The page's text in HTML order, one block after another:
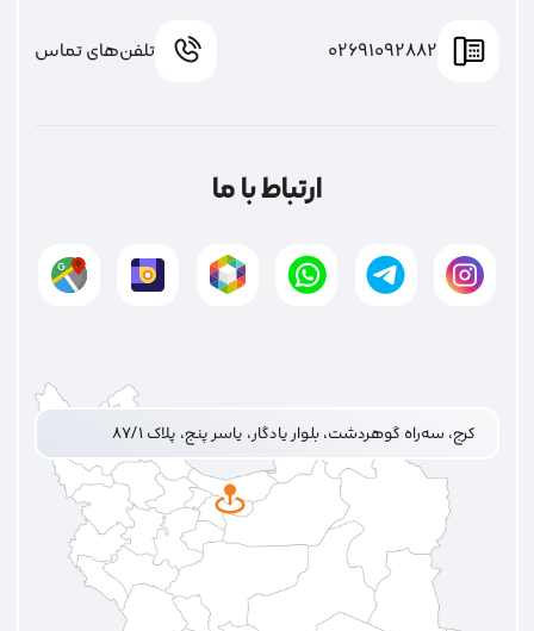
02691092882 تلفن‌های تماس
ارتباط با ما
کرج، سه‌راه گوهردشت، بلوار یادگار، یاسر پنج، پلاک ۸۷/۱